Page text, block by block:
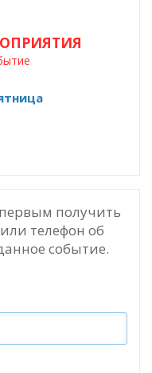
получить
телефон об
событие.